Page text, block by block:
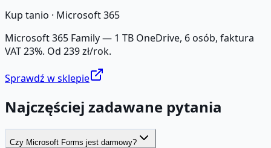
Kup tanio · Microsoft 365
Microsoft 365 Family — 1 TB OneDrive, 6 osób, faktura
VAT 23%. Od 239 zł/rok.
Sprawdź w sklepie
Najczęściej zadawane pytania
Czy Microsoft Forms jest darmowy?